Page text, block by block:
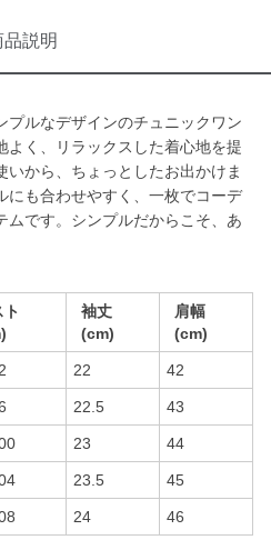
品説明
プルなデザインのチュニックワン
よく、リラックスした着心地を提
から、ちょっとしたお出かけま
にも合わせやすく、一枚でコーデ
ムです。シンプルだからこそ、あ
袖丈
(cm)
肩幅
(cm)
22 42
22.5 43
23 44
23.5 45
24 46